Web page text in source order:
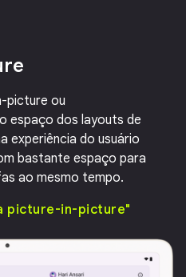
picture ou
espaço dos layouts de
experiência do usuário
bastante espaço para
ao mesmo tempo.
picture-in-picture"